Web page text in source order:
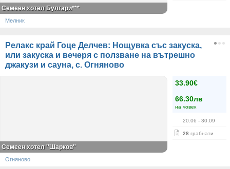
Семеен хотел Булгари***
Мелник
Релакс край Гоце Делчев: Нощувка със закуска,
или закуска и вечеря с ползване на вътрешно
джакузи и сауна, с. Огняново
33.90€
66.30лв
на човек
20.06 - 30.09
28 грабнати
Семеен хотел ''Шарков''
Огняново